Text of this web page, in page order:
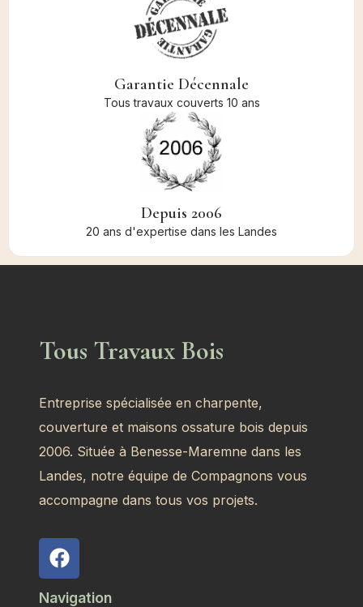
Garantie Décennale
Tous travaux couverts 10 ans
Depuis 2006
20 ans d'expertise dans les Landes
Tous Travaux Bois
Entreprise spécialisée en charpente,
couverture et maisons ossature bois depuis
2006. Située à Benesse-Maremne dans les
Landes, notre équipe de Compagnons vous
accompagne dans tous vos projets.
Navigation